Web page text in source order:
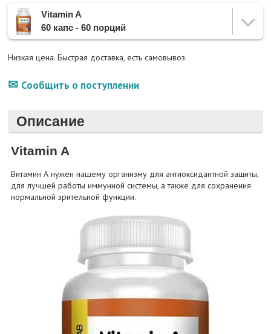
Vitamin A
60 капс - 60 порций
Низкая цена. Быстрая доставка, есть самовывоз.
Сообщить о поступлении
Описание
Vitamin A
Витамин А нужен нашему организму для антиоксидантной защиты,
для лучшей работы иммунной системы, а также для сохранения
нормальной зрительной функции.